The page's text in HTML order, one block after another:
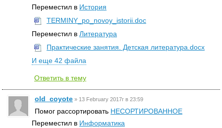
Переместил в История
TERMINY_po_novoy_istorii.doc
Переместил в Литература
Практические занятия. Детская литература.docx
И еще 42 файла
Ответить в тему
old_coyote » 13 February 2017г в 23:59
Помог рассортировать НЕСОРТИРОВАННОЕ
Переместил в Информатика